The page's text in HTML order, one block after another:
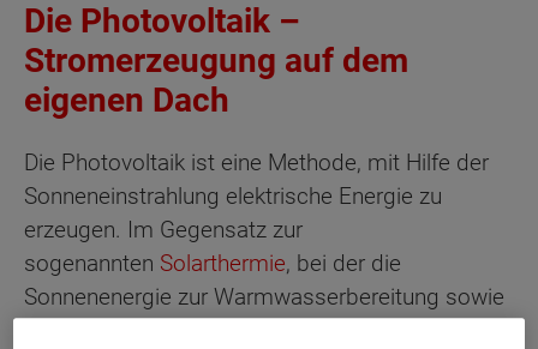
Die Photovoltaik –
Stromerzeugung auf dem
eigenen Dach
Die Photovoltaik ist eine Methode, mit Hilfe der
Sonneneinstrahlung elektrische Energie zu
erzeugen. Im Gegensatz zur
sogenannten Solarthermie, bei der die
Sonnenenergie zur Warmwasserbereitung sowie